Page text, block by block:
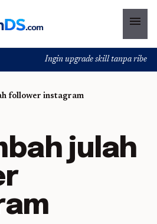
menu
Ingin upgrade skill tanpa ribet?
follower instagram
julah